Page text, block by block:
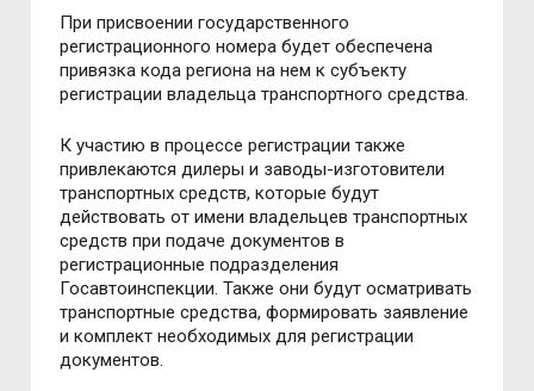
При присвоении государственного
регистрационного номера будет обеспечена
привязка кода региона на нем к субъекту
регистрации владельца транспортного средства.
К участию в процессе регистрации также
привлекаются дилеры и заводы-изготовители
транспортных средств, которые будут
действовать от имени владельцев транспортных
средств при подаче документов в
регистрационные подразделения
Госавтоинспекции. Также они будут осматривать
транспортные средства, формировать заявление
и комплект необходимых для регистрации
документов.